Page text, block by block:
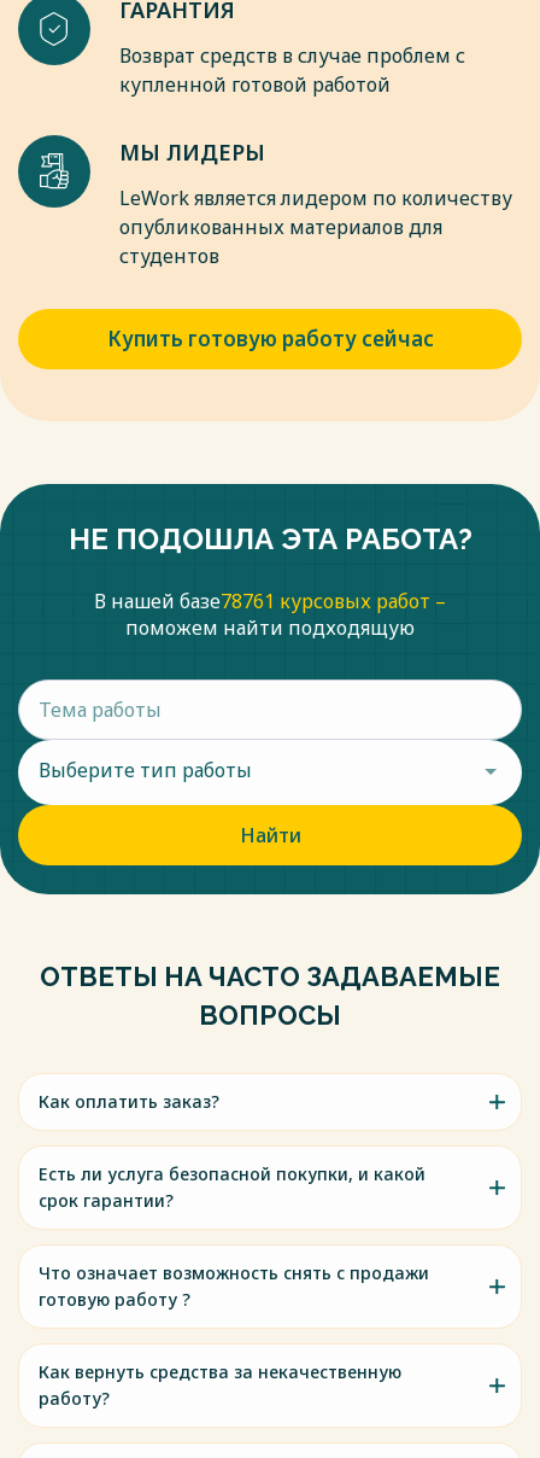
Весь текст будет доступен
ГАРАНТИЯ
Возврат средств в случае проблем с
купленной готовой работой
МЫ ЛИДЕРЫ
LeWork является лидером по количеству
опубликованных материалов для
студентов
Купить готовую работу сейчас
НЕ ПОДОШЛА ЭТА РАБОТА?
В нашей базе78761 курсовых работ –
поможем найти подходящую
Выберите тип работы
Найти
ОТВЕТЫ НА ЧАСТО ЗАДАВАЕМЫЕ
ВОПРОСЫ
Как оплатить заказ?
Есть ли услуга безопасной покупки, и какой
срок гарантии?
Что означает возможность снять с продажи
готовую работу ?
Как вернуть средства за некачественную
работу?